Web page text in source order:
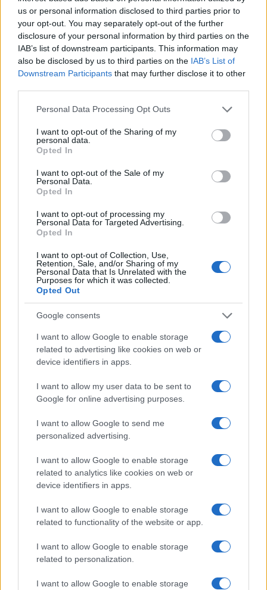
us or personal information disclosed to third parties prior to
your opt-out. You may separately opt-out of the further
disclosure of your personal information by third parties on the
IAB’s list of downstream participants. This information may
also be disclosed by us to third parties on the IAB’s List of
Downstream Participants that may further disclose it to other
Please note that this website/app uses one or more Google
not limited to your visit or usage behaviour. You may click to
grant or deny consent to Google and its third-party tags to
use your data for below specified purposes in below Google
consent section.
Personal Data Processing Opt Outs
I want to opt-out of the Sharing of my
personal data.
Opted In
I want to opt-out of the Sale of my
Personal Data.
Opted In
I want to opt-out of processing my
Personal Data for Targeted Advertising.
Opted In
I want to opt-out of Collection, Use,
Retention, Sale, and/or Sharing of my
Personal Data that Is Unrelated with the
Purposes for which it was collected.
Opted Out
Google consents
I want to allow Google to enable storage
related to advertising like cookies on web or
device identifiers in apps.
I want to allow my user data to be sent to
Google for online advertising purposes.
I want to allow Google to send me
personalized advertising.
I want to allow Google to enable storage
related to analytics like cookies on web or
device identifiers in apps.
I want to allow Google to enable storage
related to functionality of the website or app.
I want to allow Google to enable storage
related to personalization.
I want to allow Google to enable storage
AUTORE
Redazione
NEWS
Ariana Grande debutta al primo posto con Petal e
Letizia Fontana · 8 Ago 2026